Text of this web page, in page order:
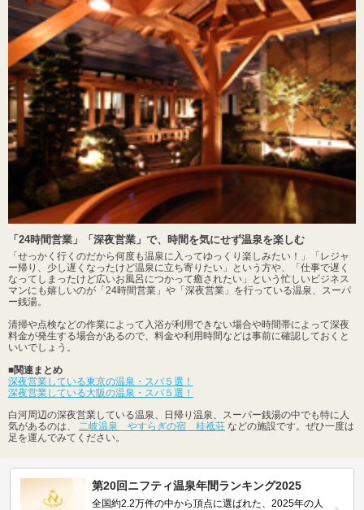
「24時間営業」「深夜営業」で、時間を気にせず温泉を楽しむ
「せっかく行くのだから何度も温泉に入ってゆっくり楽しみたい！」「レジャ
ー帰り、少し遅くなったけど温泉に立ち寄りたい」という方や、「仕事で遅く
なってしまったけど広いお風呂につかって癒されたい」という忙しいビジネス
マンにも嬉しいのが「24時間営業」や「深夜営業」を行っている温泉、スーパ
ー銭湯。
清掃や点検などの作業によって入浴が利用できない場合や時間帯によって深夜
料金が発生する場合があるので、料金や利用時間などは事前に確認しておくと
いいでしょう。
■関連まとめ
深夜営業している東京の温泉・スパ５選！
深夜営業している大阪の温泉・スパ５選！
白河周辺の深夜営業している温泉、日帰り温泉、スーパー銭湯の中でも特に人
気があるのは、 二岐温泉 やすらぎの宿 桂祗荘 などの施設です。ぜひ一度は
足を運んでみてください。
第20回ニフティ温泉年間ランキング2025
全国約2.2万件の中から頂点に選ばれた、2025年の人